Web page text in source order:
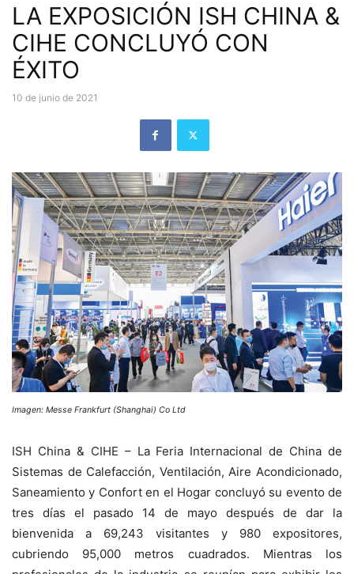
LA EXPOSICIÓN ISH CHINA &
CIHE CONCLUYÓ CON
ÉXITO
10 de junio de 2021
Imagen: Messe Frankfurt (Shanghai) Co Ltd
ISH China & CIHE – La Feria Internacional de China de
Sistemas de Calefacción, Ventilación, Aire Acondicionado,
Saneamiento y Confort en el Hogar concluyó su evento de
tres días el pasado 14 de mayo después de dar la
bienvenida a 69,243 visitantes y 980 expositores,
cubriendo 95,000 metros cuadrados. Mientras los